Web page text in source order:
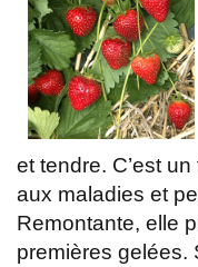
et tendre. C’est
aux maladies et
Remontante, elle
premières gelées.